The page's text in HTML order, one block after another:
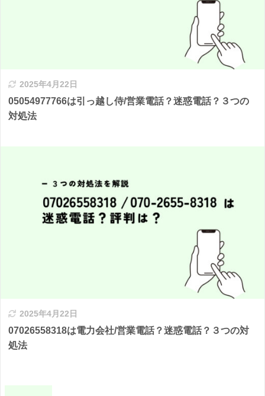
2025年4月22日
05054977766は引っ越し侍/営業電話？迷惑電話？３つの
対処法
2025年4月22日
07026558318は電力会社/営業電話？迷惑電話？３つの対
処法